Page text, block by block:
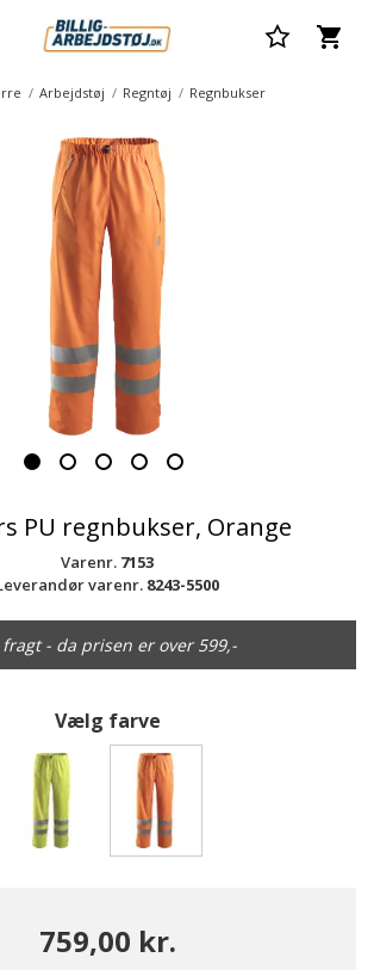
Arbejdstøj Regntøj Regnbukser
PU regnbukser, Orange
Varenr. 7153
varenr. 8243-5500
fragt - da prisen er over 599,-
Vælg farve
759,00 kr.